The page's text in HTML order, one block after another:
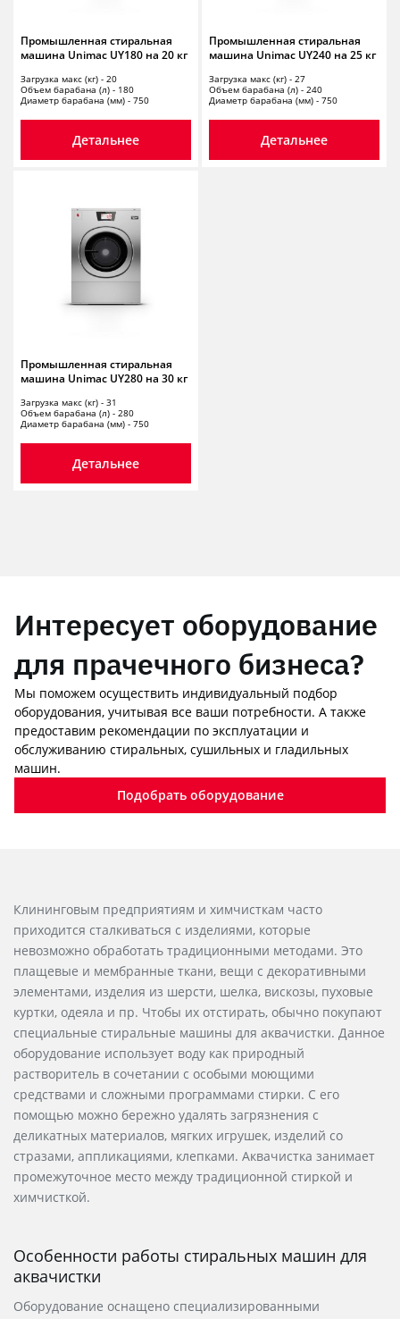
Промышленная стиральная
машина Unimac UY180 на 20 кг
Загрузка макс (кг) - 20
Объем барабана (л) - 180
Диаметр барабана (мм) - 750
Детальнее
Промышленная стиральная
машина Unimac UY240 на 25 кг
Загрузка макс (кг) - 27
Объем барабана (л) - 240
Диаметр барабана (мм) - 750
Детальнее
Промышленная стиральная
машина Unimac UY280 на 30 кг
Загрузка макс (кг) - 31
Объем барабана (л) - 280
Диаметр барабана (мм) - 750
Детальнее
Интересует оборудование
для прачечного бизнеса?
Мы поможем осуществить индивидуальный подбор
оборудования, учитывая все ваши потребности. А также
предоставим рекомендации по эксплуатации и
обслуживанию стиральных, сушильных и гладильных
машин.
Подобрать оборудование
Клининговым предприятиям и химчисткам часто
приходится сталкиваться с изделиями, которые
невозможно обработать традиционными методами. Это
плащевые и мембранные ткани, вещи с декоративными
элементами, изделия из шерсти, шелка, вискозы, пуховые
куртки, одеяла и пр. Чтобы их отстирать, обычно покупают
специальные стиральные машины для аквачистки. Данное
оборудование использует воду как природный
растворитель в сочетании с особыми моющими
средствами и сложными программами стирки. С его
помощью можно бережно удалять загрязнения с
деликатных материалов, мягких игрушек, изделий со
стразами, аппликациями, клепками. Аквачистка занимает
промежуточное место между традиционной стиркой и
химчисткой.
Особенности работы стиральных машин для
аквачистки
Оборудование оснащено специализированными